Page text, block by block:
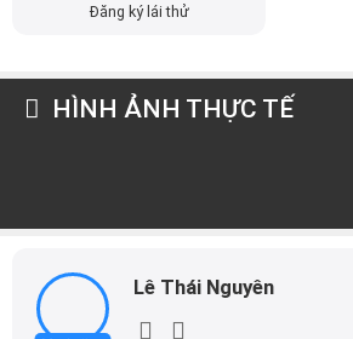
Đăng ký lái thử
HÌNH ẢNH THỰC TẾ